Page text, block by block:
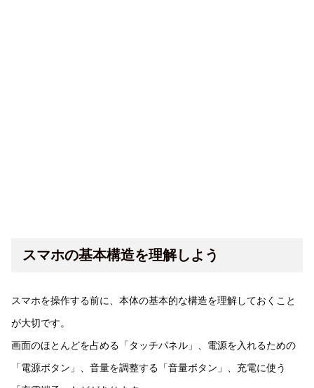
スマホの基本構造を理解しよう
スマホを操作する前に、本体の基本的な構造を理解しておくこと
が大切です。
画面のほとんどを占める「タッチパネル」、電源を入れるための
「電源ボタン」、音量を調整する「音量ボタン」、充電に使う